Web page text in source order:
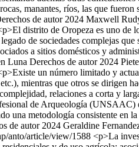
manantes, ríos, las que
de autor 2024 Maxwell
distrito de Oropeza es uno de
de sociedades complejas
a sitios domésticos y
Luna Derechos de autor 2024
un número limitado y
mientras que otros se
relaciones a corta y
de Arqueología
una metodología consistente
de autor 2024 Geraldine
anto/article/view/1588 <p>La